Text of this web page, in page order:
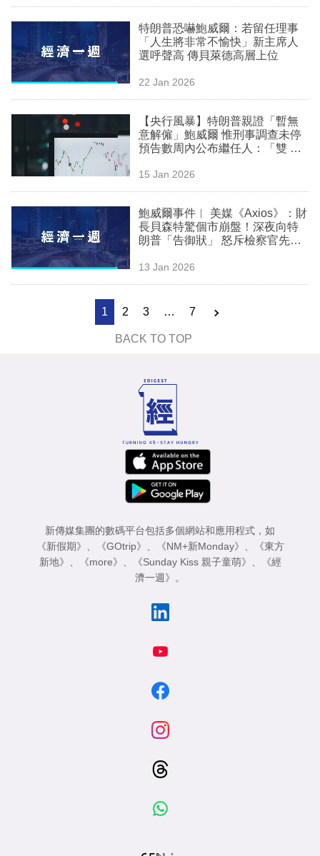
特朗普恐嚇鮑威爾：若留任理事
「人生將非常不愉快」新主席人
選呼聲高 傳貝萊德高層上位
22 Jan 2026
【央行風暴】特朗普親證「暫無
意解僱」鮑威爾 惟刑事調查未停
預告數周內公布繼任人：「雙 Ke
15 Jan 2026
鮑威爾事件︳ 美媒《Axios》：財
長貝森特驚個市崩盤！深夜向特
朗普「告御狀」 怒斥檢察官先斬
13 Jan 2026
1 2 3 … 7
BACK TO TOP
新傳媒集團的數碼平台包括多個網站和應用程式，如
《新假期》 、 《GOtrip》 、 《NM+新Monday》 、
《東方
新地》 、 《more》 、 《Sunday Kiss 親子童萌》 、
《經
濟一週》 。